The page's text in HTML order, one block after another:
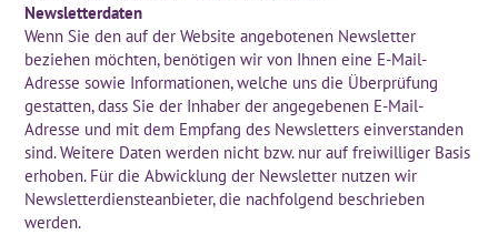
Newsletterdaten
Wenn Sie den auf der Website angebotenen Newsletter
beziehen möchten, benötigen wir von Ihnen eine E-Mail-
Adresse sowie Informationen, welche uns die Überprüfung
gestatten, dass Sie der Inhaber der angegebenen E-Mail-
Adresse und mit dem Empfang des Newsletters einverstanden
sind. Weitere Daten werden nicht bzw. nur auf freiwilliger Basis
erhoben. Für die Abwicklung der Newsletter nutzen wir
Newsletterdiensteanbieter, die nachfolgend beschrieben
werden.